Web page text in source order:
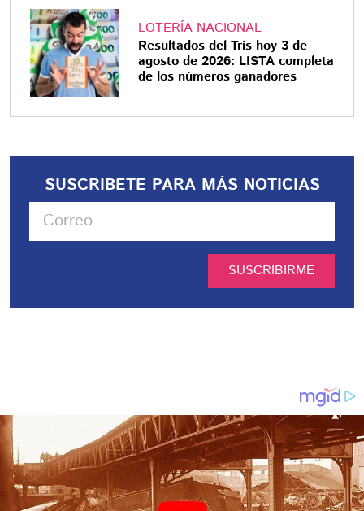
LOTERÍA NACIONAL
Resultados del Tris hoy 3 de
agosto de 2026: LISTA completa
de los números ganadores
SUSCRIBETE PARA MÁS NOTICIAS
SUSCRIBIRME